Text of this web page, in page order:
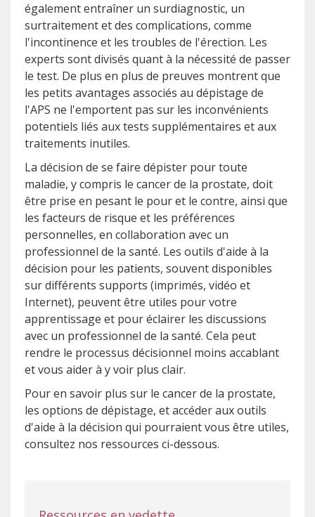
également entraîner un surdiagnostic, un
surtraitement et des complications, comme
l'incontinence et les troubles de l'érection. Les
experts sont divisés quant à la nécessité de passer
le test. De plus en plus de preuves montrent que
les petits avantages associés au dépistage de
l'APS ne l'emportent pas sur les inconvénients
potentiels liés aux tests supplémentaires et aux
traitements inutiles.
La décision de se faire dépister pour toute
maladie, y compris le cancer de la prostate, doit
être prise en pesant le pour et le contre, ainsi que
les facteurs de risque et les préférences
personnelles, en collaboration avec un
professionnel de la santé. Les outils d'aide à la
décision pour les patients, souvent disponibles
sur différents supports (imprimés, vidéo et
Internet), peuvent être utiles pour votre
apprentissage et pour éclairer les discussions
avec un professionnel de la santé. Cela peut
rendre le processus décisionnel moins accablant
et vous aider à y voir plus clair.
Pour en savoir plus sur le cancer de la prostate,
les options de dépistage, et accéder aux outils
d'aide à la décision qui pourraient vous être utiles,
consultez nos ressources ci-dessous.